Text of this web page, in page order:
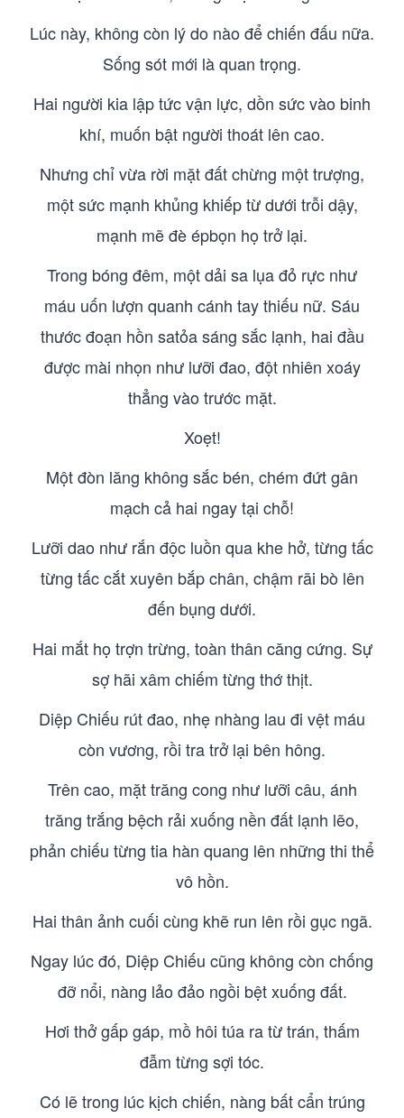
Lúc này, không còn lý do nào để chiến đấu nữa.
Sống sót mới là quan trọng.
Hai người kia lập tức vận lực, dồn sức vào binh
khí, muốn bật người thoát lên cao.
Nhưng chỉ vừa rời mặt đất chừng một trượng,
một sức mạnh khủng khiếp từ dưới trỗi dậy,
mạnh mẽ đè épbọn họ trở lại.
Trong bóng đêm, một dải sa lụa đỏ rực như
máu uốn lượn quanh cánh tay thiếu nữ. Sáu
thước đoạn hồn satỏa sáng sắc lạnh, hai đầu
được mài nhọn như lưỡi đao, đột nhiên xoáy
thẳng vào trước mặt.
Xoẹt!
Một đòn lăng không sắc bén, chém đứt gân
mạch cả hai ngay tại chỗ!
Lưỡi dao như rắn độc luồn qua khe hở, từng tấc
từng tấc cắt xuyên bắp chân, chậm rãi bò lên
đến bụng dưới.
Hai mắt họ trợn trừng, toàn thân căng cứng. Sự
sợ hãi xâm chiếm từng thớ thịt.
Diệp Chiếu rút đao, nhẹ nhàng lau đi vệt máu
còn vương, rồi tra trở lại bên hông.
Trên cao, mặt trăng cong như lưỡi câu, ánh
trăng trắng bệch rải xuống nền đất lạnh lẽo,
phản chiếu từng tia hàn quang lên những thi thể
vô hồn.
Hai thân ảnh cuối cùng khẽ run lên rồi gục ngã.
Ngay lúc đó, Diệp Chiếu cũng không còn chống
đỡ nổi, nàng lảo đảo ngồi bệt xuống đất.
Hơi thở gấp gáp, mồ hôi túa ra từ trán, thấm
đẫm từng sợi tóc.
Có lẽ trong lúc kịch chiến, nàng bất cẩn trúng